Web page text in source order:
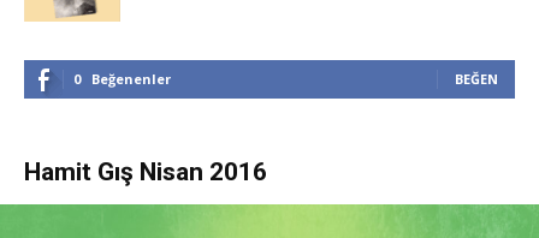
0 Beğenenler BEĞEN
Hamit Gış Nisan 2016